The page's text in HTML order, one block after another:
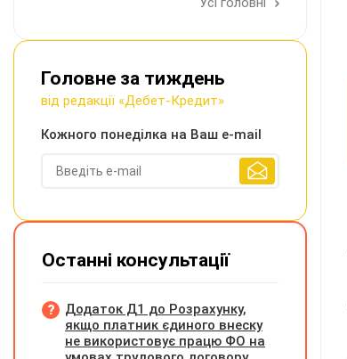
Головне за тиждень
від редакції «Дебет-Кредит»
Кожного понеділка на Ваш e-mail
Останні консультації
Додаток Д1 до Розрахунку,
якщо платник єдиного внеску
не використовує працю ФО на